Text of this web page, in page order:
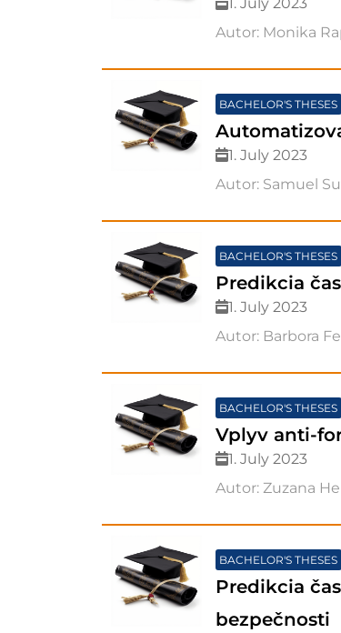
Autor: Monika
BACHELOR'S THESES
1. July 2023
Autor: Samuel
BACHELOR'S THESES
Predikcia
1. July 2023
Autor: Barbora
BACHELOR'S THESES
Vplyv anti-
1. July 2023
Autor: Zuzana
BACHELOR'S THESES
Predikcia
bezpečnosti